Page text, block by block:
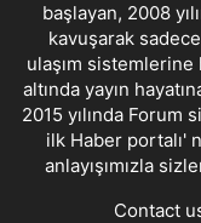
başlayan, 2008
kavuşarak
ulaşım sistemlerine
altında yayın
2015 yılında Forum
ilk Haber portalı'
anlayışımızla
Contact